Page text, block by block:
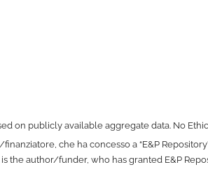
on publicly available aggregate data. No
che ha concesso a “E&P
the author/funder, who has granted E&P